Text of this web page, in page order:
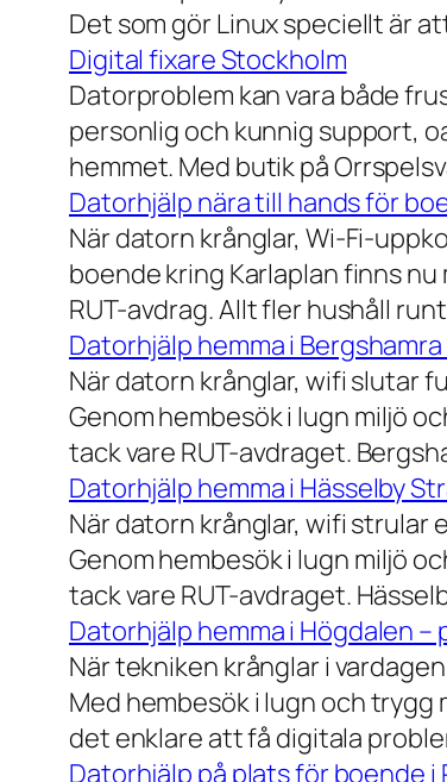
Det som gör Linux speciellt är
Digital fixare Stockholm
Datorproblem kan vara både
personlig och kunnig support,
hemmet. Med butik på
Datorhjälp nära till hands för
När datorn krånglar, Wi-Fi-
boende kring Karlaplan finns
RUT-avdrag. Allt fler hushåll
Datorhjälp hemma i
När datorn krånglar, wifi slutar
Genom hembesök i lugn miljö
tack vare RUT-avdraget.
Datorhjälp hemma i Hässelby
När datorn krånglar, wifi strular
Genom hembesök i lugn miljö
tack vare RUT-avdraget.
Datorhjälp hemma i Högdalen
När tekniken krånglar i
Med hembesök i lugn och
det enklare att få digitala
Datorhjälp på plats för boende i